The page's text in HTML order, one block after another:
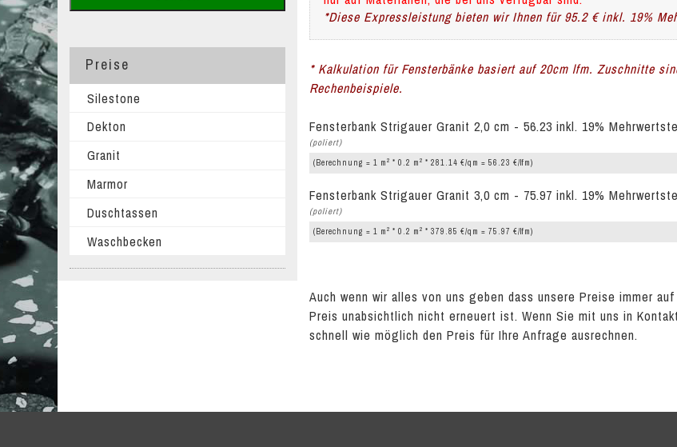
*Diese Expressleistung bieten wir Ihnen für 95.2 € inkl. 19%
* Kalkulation für Fensterbänke basiert auf 20cm lfm. Zuschnitte
Rechenbeispiele.
Fensterbank Strigauer Granit 2,0 cm - 56.23 inkl. 19%
(poliert)
(Berechnung = 1 m 2 * 0.2 m 2 * 281.14 €/qm = 56.23 €/lfm)
Fensterbank Strigauer Granit 3,0 cm - 75.97 inkl. 19%
(poliert)
(Berechnung = 1 m 2 * 0.2 m 2 * 379.85 €/qm = 75.97 €/lfm)
Auch wenn wir alles von uns geben dass unsere Preise immer
Preis unabsichtlich nicht erneuert ist. Wenn Sie mit uns in
schnell wie möglich den Preis für Ihre Anfrage ausrechnen.
Preise
Silestone
Dekton
Granit
Marmor
Duschtassen
Waschbecken